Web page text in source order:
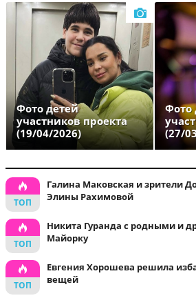
Фото детей
участников проекта
(19/04/2026)
Фото
(27/
Галина Маковская и зрители
Элины Рахимовой
Никита Гуранда с родными и
Майорку
Евгения Хорошева решила
вещей